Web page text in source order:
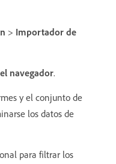
> Importador de
navegador.
y el conjunto de
los datos de
para filtrar los